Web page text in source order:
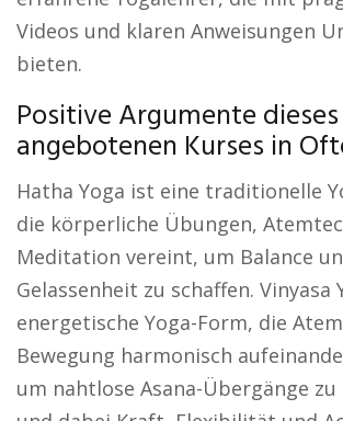
Videos und klaren Anweisungen
bieten.
Positive Argumente dieses
angebotenen Kurses in
Hatha Yoga ist eine traditionelle
die körperliche Übungen,
Meditation vereint, um Balance
Gelassenheit zu schaffen. Vinyasa
energetische Yoga-Form, die
Bewegung harmonisch
um nahtlose Asana-Übergänge